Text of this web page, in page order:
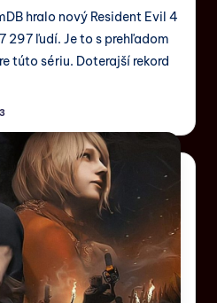
hralo nový Resident Evil 4
297 ľudí. Je to s prehľadom
túto sériu. Doterajší rekord